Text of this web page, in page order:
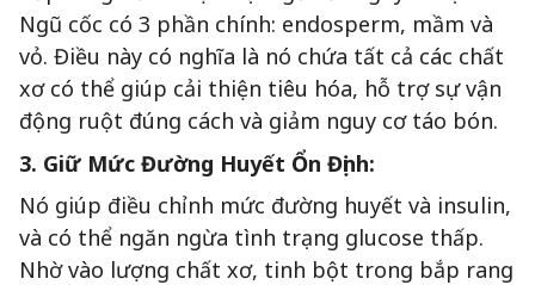
Ngũ cốc có 3 phần chính: endosperm, mầm và
vỏ. Điều này có nghĩa là nó chứa tất cả các chất
xơ có thể giúp cải thiện tiêu hóa, hỗ trợ sự vận
động ruột đúng cách và giảm nguy cơ táo bón.
3. Giữ Mức Đường Huyết Ổn Định:
Nó giúp điều chỉnh mức đường huyết và insulin,
và có thể ngăn ngừa tình trạng glucose thấp.
Nhờ vào lượng chất xơ, tinh bột trong bắp rang